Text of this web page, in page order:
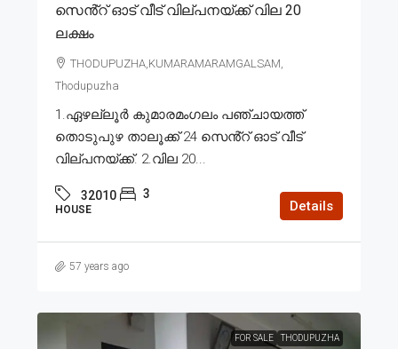
സെൻ്റ് ഓട് വീട് വില്പനയ്ക്ക് വില 20
ലക്ഷം
THODUPUZHA,KUMARAMARAMGALSAM,
Thodupuzha
1.ഏഴല്ലൂർ കുമാരമംഗലം പഞ്ചായത്ത്
തൊടുപുഴ താലൂക്ക് 24 സെൻ്റ് ഓട് വീട്
വില്പനയ്ക്ക്. 2.വില 20...
32010 3
HOUSE Details
57 years ago
FOR SALE THODUPUZHA